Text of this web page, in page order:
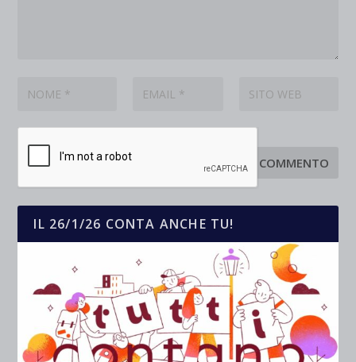
IL 26/1/26 CONTA ANCHE TU!